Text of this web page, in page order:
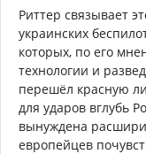
Риттер связывает
украинских
которых, по его
технологии и
перешёл красную
для ударов вглубь
вынуждена
европейцев